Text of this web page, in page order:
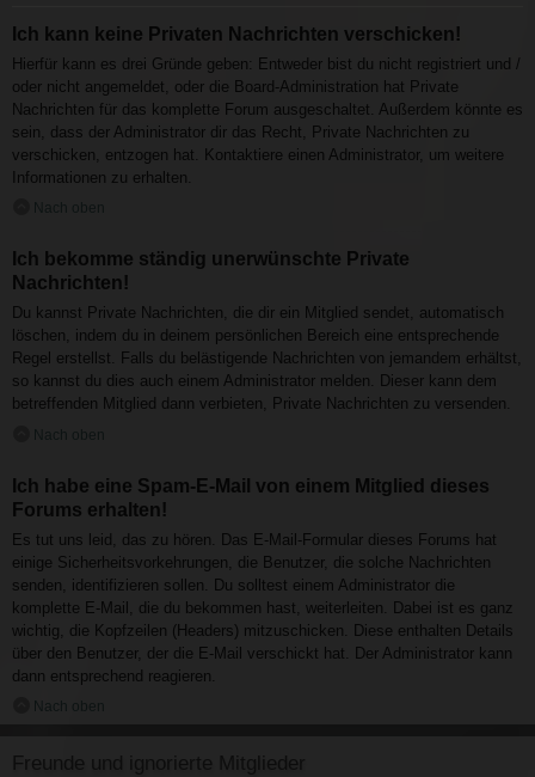
Ich kann keine Privaten Nachrichten verschicken!
Hierfür kann es drei Gründe geben: Entweder bist du nicht registriert und /
oder nicht angemeldet, oder die Board-Administration hat Private
Nachrichten für das komplette Forum ausgeschaltet. Außerdem könnte es
sein, dass der Administrator dir das Recht, Private Nachrichten zu
verschicken, entzogen hat. Kontaktiere einen Administrator, um weitere
Informationen zu erhalten.
Nach oben
Ich bekomme ständig unerwünschte Private
Nachrichten!
Du kannst Private Nachrichten, die dir ein Mitglied sendet, automatisch
löschen, indem du in deinem persönlichen Bereich eine entsprechende
Regel erstellst. Falls du belästigende Nachrichten von jemandem erhältst,
so kannst du dies auch einem Administrator melden. Dieser kann dem
betreffenden Mitglied dann verbieten, Private Nachrichten zu versenden.
Nach oben
Ich habe eine Spam-E-Mail von einem Mitglied dieses
Forums erhalten!
Es tut uns leid, das zu hören. Das E-Mail-Formular dieses Forums hat
einige Sicherheitsvorkehrungen, die Benutzer, die solche Nachrichten
senden, identifizieren sollen. Du solltest einem Administrator die
komplette E-Mail, die du bekommen hast, weiterleiten. Dabei ist es ganz
wichtig, die Kopfzeilen (Headers) mitzuschicken. Diese enthalten Details
über den Benutzer, der die E-Mail verschickt hat. Der Administrator kann
dann entsprechend reagieren.
Nach oben
Freunde und ignorierte Mitglieder